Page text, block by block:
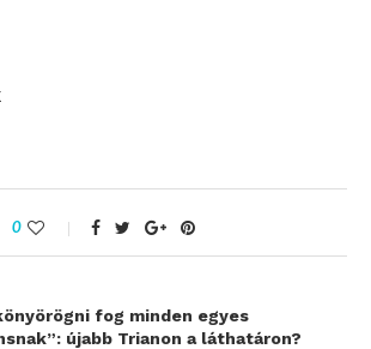
0
fog minden egyes
újabb Trianon a láthatáron?